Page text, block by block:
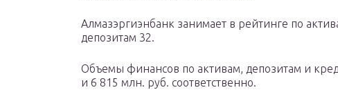
Алмазэргиэнбанк занимает в рейтинге по
депозитам 32.
Объемы финансов по активам, депозитам и
и 6 815 млн. руб. соответственно.